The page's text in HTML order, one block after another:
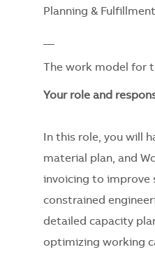
Planning &
The work model for
Your role and
In this role, you will
material plan, and
invoicing to improve
constrained
detailed capacity
optimizing working